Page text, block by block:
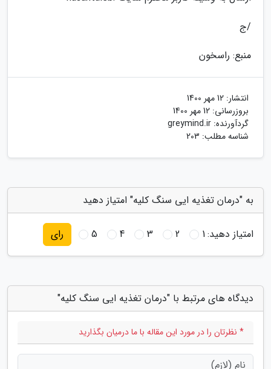
/ج
منبع: راسخون
انتشار: 12 مهر 1400
بروزرسانی: 12 مهر 1400
گردآورنده: greymind.ir
شناسه مطلب: 203
به "درمان تغذیه ایی سنگ کلیه" امتیاز دهید
امتیاز دهید:1
2
3
4
5 رای
دیدگاه های مرتبط با "درمان تغذیه ایی سنگ کلیه"
* نظرتان را در مورد این مقاله با ما درمیان بگذارید